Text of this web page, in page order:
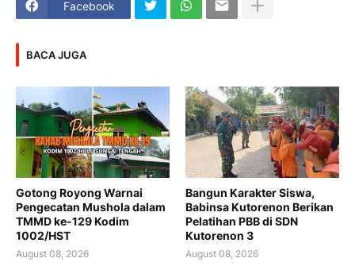
Facebook
BACA JUGA
Gotong Royong Warnai
Pengecatan Mushola dalam
TMMD ke-129 Kodim
1002/HST
August 08, 2026
Bangun Karakter Siswa,
Babinsa Kutorenon Berikan
Pelatihan PBB di SDN
Kutorenon 3
August 08, 2026